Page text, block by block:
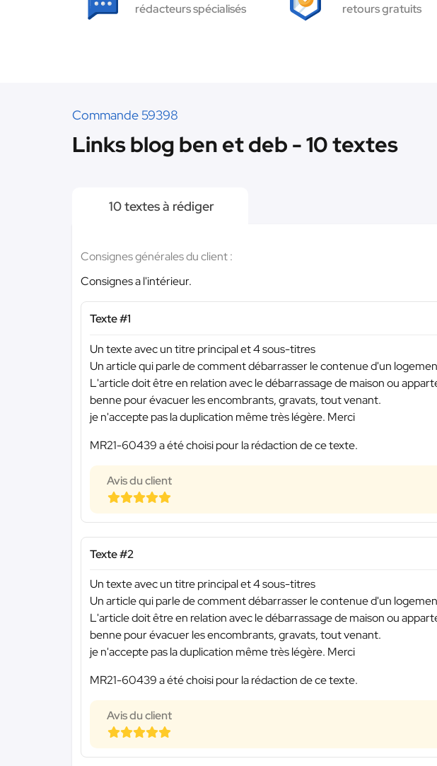
rédacteurs spécialisés
retours gratuits
Commande 59398
Links blog ben et deb - 10 textes
10 textes à rédiger
Consignes générales du client :
Consignes a l'intérieur.
Texte #1
Un texte avec un titre principal et 4 sous-titres
Un article qui parle de comment débarrasser le contenue d'un
L'article doit être en relation avec le débarrassage de maison ou
benne pour évacuer les encombrants, gravats, tout venant.
je n'accepte pas la duplication même très légère. Merci
MR21-60439 a été choisi pour la rédaction de ce texte.
Avis du client
Texte #2
Un texte avec un titre principal et 4 sous-titres
Un article qui parle de comment débarrasser le contenue d'un
L'article doit être en relation avec le débarrassage de maison ou
benne pour évacuer les encombrants, gravats, tout venant.
je n'accepte pas la duplication même très légère. Merci
MR21-60439 a été choisi pour la rédaction de ce texte.
Avis du client